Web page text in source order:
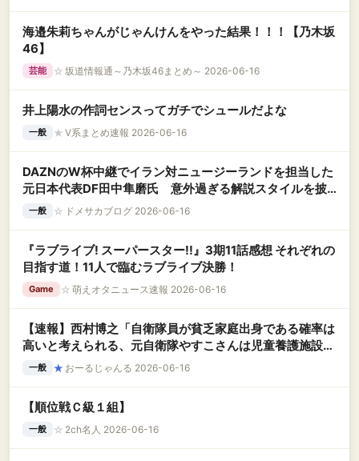
海邉朱莉ちゃんがじゃんけんをやった結果！！！【乃木坂
46】
芸能 ☆ 坂道情報通～乃木坂46まとめ～ 2026-06-16
井上陽水の作詞センスってガチでシュールだよな
一般 ★ V系まとめ速報 2026-06-16
DAZNのW杯中継でイラン対ニュージーランドを担当した
元日本代表DF田中隼磨氏 意外過ぎる解説スタイルを披
露
一般 ☆ ドメサカブログ 2026-06-16
『ラブライブ! スーパースター!!』3期11話感想 それぞれの
目指す道！11人で臨むラブライブ決勝！
Game ☆ 萌えオタニュース速報 2026-06-16
【速報】西村博之「自衛隊員が貧乏家庭出身である確率は
高いと考えられる、元自衛隊やすこさんは児童養護施設出
身」
一般 ★ おーるじゃんる 2026-06-16
【順位戦Ｃ級１組】
一般 ☆ 2ch名人 2026-06-16